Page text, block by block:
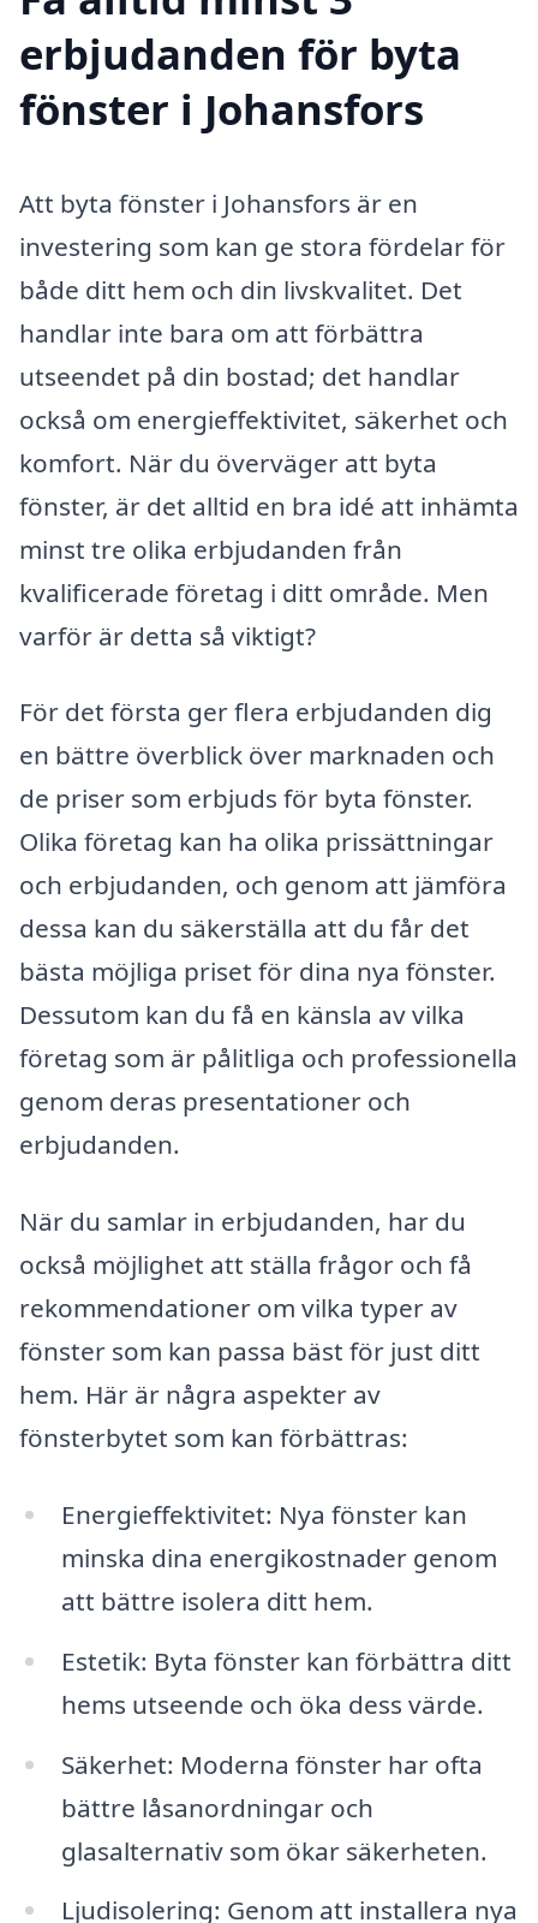
erbjudanden för byta
fönster i Johansfors
Att byta fönster i Johansfors är en
investering som kan ge stora fördelar för
både ditt hem och din livskvalitet. Det
handlar inte bara om att förbättra
utseendet på din bostad; det handlar
också om energieffektivitet, säkerhet och
komfort. När du överväger att byta
fönster, är det alltid en bra idé att inhämta
minst tre olika erbjudanden från
kvalificerade företag i ditt område. Men
varför är detta så viktigt?
För det första ger flera erbjudanden dig
en bättre överblick över marknaden och
de priser som erbjuds för byta fönster.
Olika företag kan ha olika prissättningar
och erbjudanden, och genom att jämföra
dessa kan du säkerställa att du får det
bästa möjliga priset för dina nya fönster.
Dessutom kan du få en känsla av vilka
företag som är pålitliga och professionella
genom deras presentationer och
erbjudanden.
När du samlar in erbjudanden, har du
också möjlighet att ställa frågor och få
rekommendationer om vilka typer av
fönster som kan passa bäst för just ditt
hem. Här är några aspekter av
fönsterbytet som kan förbättras:
Energieffektivitet: Nya fönster kan
minska dina energikostnader genom
att bättre isolera ditt hem.
Estetik: Byta fönster kan förbättra ditt
hems utseende och öka dess värde.
Säkerhet: Moderna fönster har ofta
bättre låsanordningar och
glasalternativ som ökar säkerheten.
Ljudisolering: Genom att installera nya